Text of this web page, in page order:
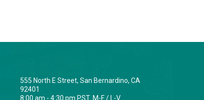
555 North E Street, San Bernardino, CA
92401
8:00 am - 4:30 pm PST. M-F / L-V